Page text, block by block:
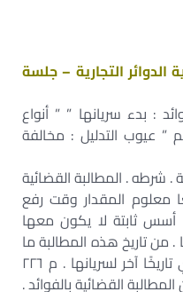
لسنة ٨٧ قضائية الدوائر التجارية – جلسة
: بدء سريانها ” ” أنواع
” عيوب التدليل : مخالفة
. شرطه . المطالبة القضائية
معلوم المقدار وقت رفع
ثابتة لا يكون معها
من تاريخ هذه المطالبة ما
لم يحدد الاتفاق أو العرف التجاري تاريخًا آخر لسريانها . م ٢٢٦
القضائية بالفوائد .